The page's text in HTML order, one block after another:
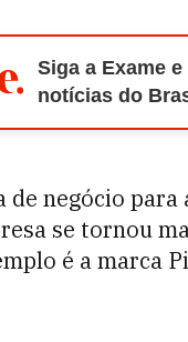
Siga a Exame
notícias do
de negócio para
se tornou
é a marca